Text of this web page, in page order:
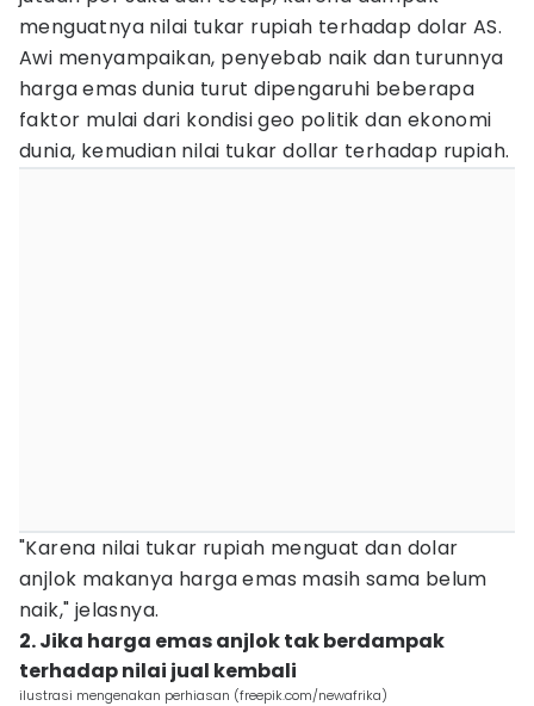
menguatnya nilai tukar rupiah terhadap dolar AS.
Awi menyampaikan, penyebab naik dan turunnya
harga emas dunia turut dipengaruhi beberapa
faktor mulai dari kondisi geo politik dan ekonomi
dunia, kemudian nilai tukar dollar terhadap rupiah.
"Karena nilai tukar rupiah menguat dan dolar
anjlok makanya harga emas masih sama belum
naik," jelasnya.
2. Jika harga emas anjlok tak berdampak
terhadap nilai jual kembali
ilustrasi mengenakan perhiasan (freepik.com/newafrika)